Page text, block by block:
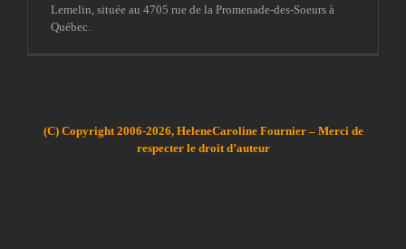
Lemelin, située au 4705 rue de la Promenade-des-Soeurs à
Québec.
(C) Copyright 2006-2026, HeleneCaroline Fournier – Merci de
respecter le droit d’auteur